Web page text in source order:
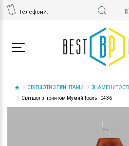
Телефони:
СВІТШОТИ З ПРИНТАМИ
ЗНАМЕНИТОСТІ
Світшот з принтом Мумий Троль - 0436